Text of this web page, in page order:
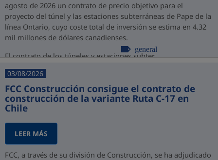
agosto de 2026 un contrato de precio objetivo para el
proyecto del túnel y las estaciones subterráneas de Pape de la
línea Ontario, cuyo coste total de inversión se estima en 4.32
mil millones de dólares canadienses.
El contrato de los túneles y estaciones subter...
general
03/08/2026
FCC Construcción consigue el contrato de
construcción de la variante Ruta C-17 en
Chile
LEER MÁS
FCC, a través de su división de Construcción, se ha adjudicado